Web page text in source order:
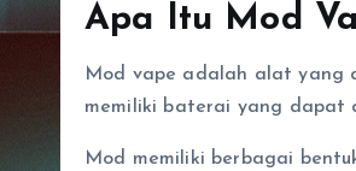
Apa Itu Mod
Mod vape adalah alat yang
memiliki baterai yang dapat
Mod memiliki berbagai